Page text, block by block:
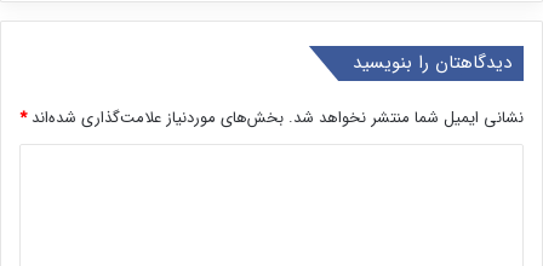
دیدگاهتان را بنویسید
نشانی ایمیل شما منتشر نخواهد شد. بخش‌های موردنیاز علامت‌گذاری شده‌اند*